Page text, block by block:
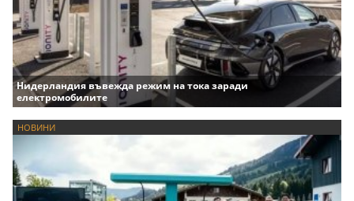
Нидерландия въвежда режим на тока заради
електромобилите
НОВИНИ